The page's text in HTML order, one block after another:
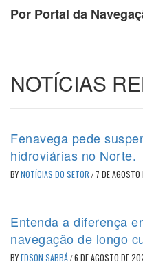
Por Portal da
NOTÍCIAS
Fenavega pede
hidroviárias no Norte.
BYNOTÍCIAS DO SETOR / 7 DE
Entenda a diferença
navegação de longo
BYEDSON SABBÁ/6 DE AGOSTO DE